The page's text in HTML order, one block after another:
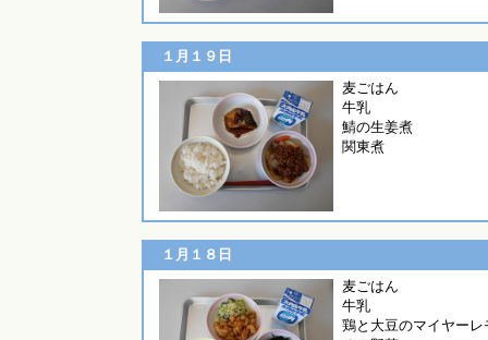
１月１９日
麦ごはん
牛乳
鯖の生姜煮
関東煮
１月１８日
麦ご
牛乳
鶏と大豆のマイヤーレ